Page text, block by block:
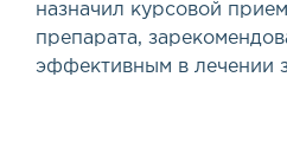
назначил курсовой прием
препарата,
эффективным в лечении